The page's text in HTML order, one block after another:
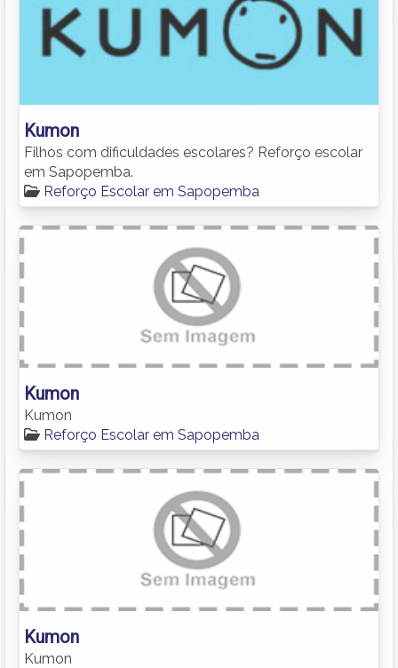
Kumon
Filhos com dificuldades escolares? Reforço escolar
em Sapopemba.
Reforço Escolar em Sapopemba
Kumon
Kumon
Reforço Escolar em Sapopemba
Kumon
Kumon